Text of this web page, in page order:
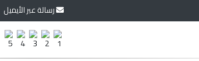
رسالة عبر الأيميل